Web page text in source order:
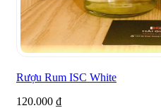
Rượu Rum ISC White
120.000 ₫